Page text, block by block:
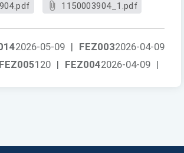
1150003904_1.pdf
FEZ0032026-04-09
2026-05-09 |
FEZ0042026-04-09 |
FEZ005120 |